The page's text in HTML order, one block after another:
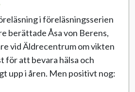
i föreläsningsserien
berättade Åsa von Berens,
vid Äldrecentrum om vikten
för att bevara hälsa och
upp i åren. Men positivt nog: